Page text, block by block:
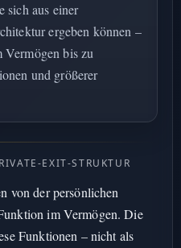
sich aus einer
ergeben können –
bis zu
und größerer
EXIT-STRUKTUR
von der persönlichen
im Vermögen. Die
Funktionen – nicht als